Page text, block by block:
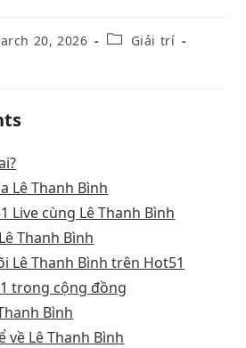
20, 2026
Giải trí
Lê Thanh Bình
Live cùng Lê Thanh Bình
Thanh Bình
Lê Thanh Bình trên Hot51
trong cộng đồng
Bình
Lê Thanh Bình